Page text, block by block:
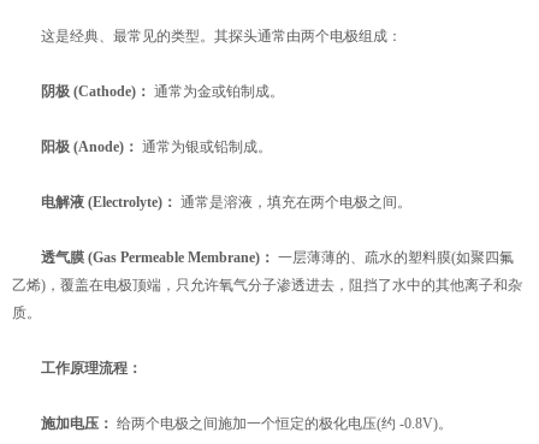
这是经典、最常见的类型。其探头通常由两个电极组成：
阴极 (Cathode)： ​ 通常为金或铂制成。
阳极 (Anode)： ​ 通常为银或铅制成。
电解液 (Electrolyte)： ​ 通常是溶液，填充在两个电极之间。
透气膜 (Gas Permeable Membrane)： ​ 一层薄薄的、疏水的塑料膜(如聚四氟
乙烯)，覆盖在电极顶端，只允许氧气分子渗透进去，阻挡了水中的其他离子和杂
质。
工作原理流程：
施加电压： ​ 给两个电极之间施加一个恒定的极化电压(约 -0.8V)。